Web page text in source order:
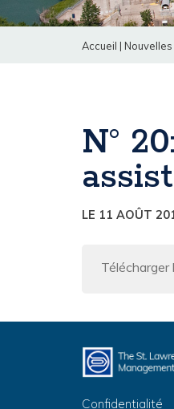
Accueil | Nouvelles
N°
LE 11 AOÛT
Télécharger
Confidentialité